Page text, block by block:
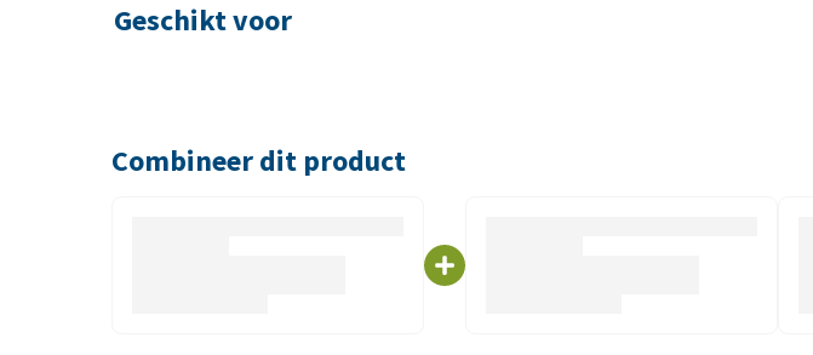
Geschikt voor
Combineer dit product